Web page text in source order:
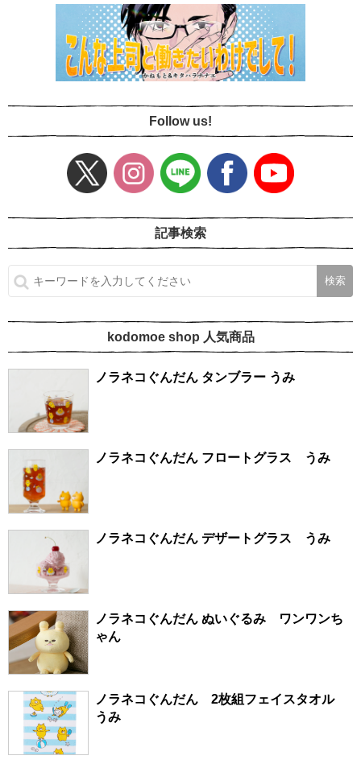
Follow us!
記事検索
kodomoe shop 人気商品
ノラネコぐんだん タンブラー うみ
ノラネコぐんだん フロートグラス うみ
ノラネコぐんだん デザートグラス うみ
ノラネコぐんだん ぬいぐるみ ワンワンち
ゃん
ノラネコぐんだん 2枚組フェイスタオル
うみ